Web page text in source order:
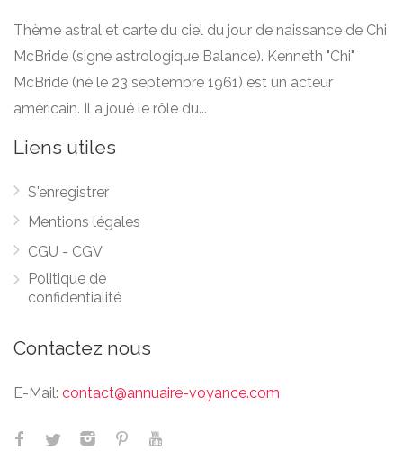
Thème astral et carte du ciel du jour de naissance de Chi
McBride (signe astrologique Balance). Kenneth "Chi"
McBride (né le 23 septembre 1961) est un acteur
américain. Il a joué le rôle du...
Liens utiles
S'enregistrer
Mentions légales
CGU - CGV
Politique de
confidentialité
Contactez nous
E-Mail: contact@annuaire-voyance.com